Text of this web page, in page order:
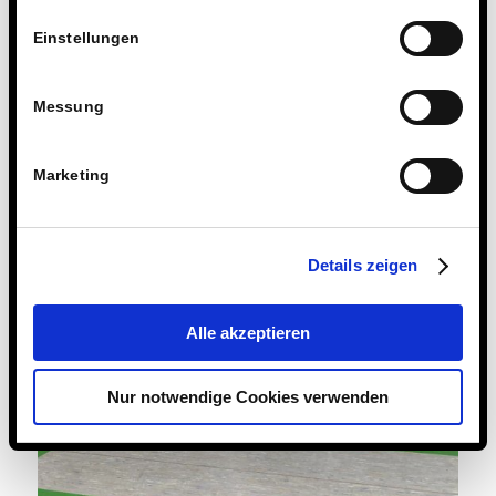
Einstellungen
Messung
Marketing
Details zeigen
Alle akzeptieren
Nur notwendige Cookies verwenden